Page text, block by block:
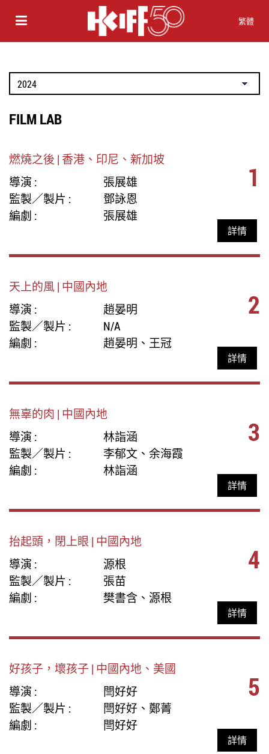
繁體
FILM LAB
燃燒之後 | 香港、印尼、新加坡
導演 :
張展雄
監製／製片 :
鄧詠恩
編劇 :
張展雄
1
詳情
天上的風 | 中國內地
導演 :
趙晏明
監製／製片 :
N/A
編劇 :
趙晏明、王冠
2
詳情
無辜的肉 | 中國內地
導演 :
林詣涵
監製／製片 :
李郁文、余海霞
編劇 :
林詣涵
3
詳情
抬起頭，閉上眼 | 中國內地
導演 :
源根
監製／製片 :
張苗
編劇 :
樊書含、源根
4
詳情
好孩子，壞孩子 | 中國內地、美國
導演 :
閆好好
監製／製片 :
閆好好、鄭菁
編劇 :
閆好好
5
詳情